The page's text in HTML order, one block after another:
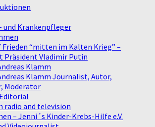
und Krankenpfleger
Frieden “mitten im Kalten Krieg” –
Präsident Vladimir Putin
Klamm
Klamm Journalist, Autor,
Moderator
radio and television
– Jenni´s Kinder-Krebs-Hilfe e.V.